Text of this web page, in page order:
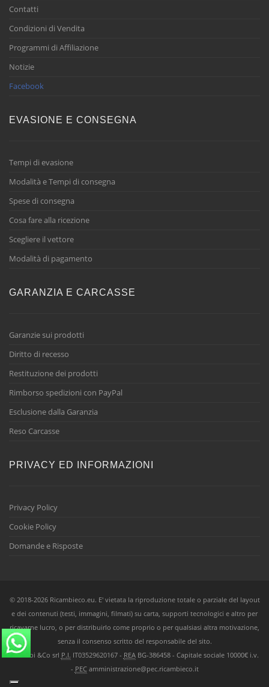
Contatti
Condizioni di Vendita
Programmi di Affiliazione
Notizie
Facebook
EVASIONE E CONSEGNA
Tempi di evasione
Modalità e Tempi di consegna
Spese di consegna
Cosa fare alla ricezione
Scegliere il vettore
Modalità di pagamento
GARANZIA E CARCASSE
Garanzie sui prodotti
Diritto di recesso
Restituzione dei prodotti
Rimborso spedizioni con PayPal
Esclusione dalla Garanzia
Reso Carcasse
PRIVACY ED INFORMAZIONI
Privacy Policy
Cookie Policy
Domande e Risposte
© 2018-2026 Ricambieco.eu. E' vietata la riproduzione totale o parziale del layout
e dei contenuti (testi, immagini, filmati) su carta, supporti tecnologici e altro per
ricavarne lucro, o per distribuirlo come proprio o per qualsiasi altra motivazione,
senza il consenso scritto del responsabile del sito.
Ricambi &Co srl P.I. IT03529620167 - REABG-386458 - Capitale sociale 10000€ i.v.
- PECamministrazione@pec.ricambieco.it